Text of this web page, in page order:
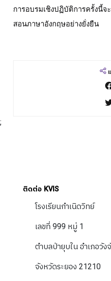
การอบรมเชิงปฏิบัติการครั้งนี้จ
สอนภาษาอังกฤษอย่างยั่งยืน
;
ติดต่อ KVIS
โรงเรียนกำเนิดวิทย์
เลขที่ 999 หมู่ 1
ตำบลป่ายุบใน อำเภอวัง
จังหวัดระยอง 21210